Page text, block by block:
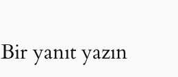
Bir yanıt yazın